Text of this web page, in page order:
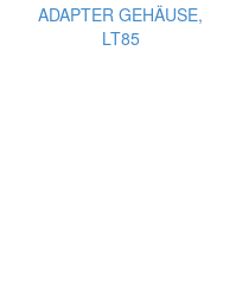
ADAPTER GEHÄUSE,
LT85